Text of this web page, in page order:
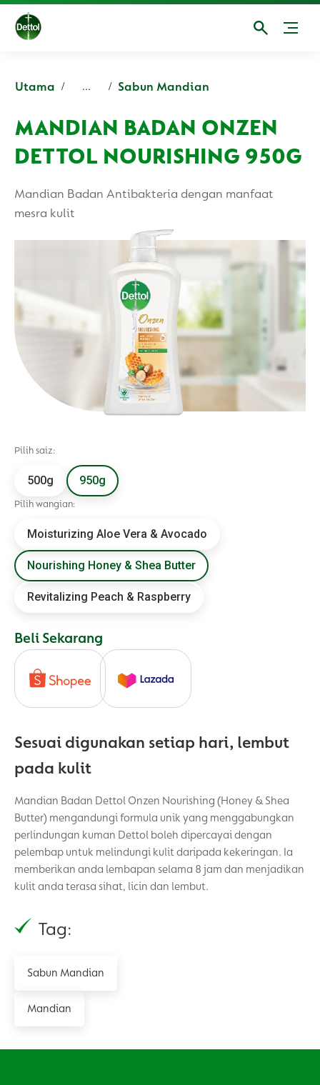
Utama ... Sabun Mandian
MANDIAN BADAN ONZEN
DETTOL NOURISHING 950G
Mandian Badan Antibakteria dengan manfaat
mesra kulit
Pilih saiz:
500g 950g
Pilih wangian:
Moisturizing Aloe Vera & Avocado
Nourishing Honey & Shea Butter
Revitalizing Peach & Raspberry
Beli Sekarang
Sesuai digunakan setiap hari, lembut
pada kulit
Mandian Badan Dettol Onzen Nourishing (Honey & Shea
Butter) mengandungi formula unik yang menggabungkan
perlindungan kuman Dettol boleh dipercayai dengan
pelembap untuk melindungi kulit daripada kekeringan. Ia
memberikan anda lembapan selama 8 jam dan menjadikan
kulit anda terasa sihat, licin dan lembut.
Tag:
Sabun Mandian
Mandian